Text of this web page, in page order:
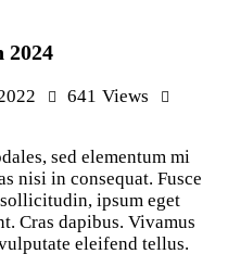
2024
641 Views
sed elementum mi
nisi in consequat. Fusce
sollicitudin, ipsum eget
Cras dapibus. Vivamus
eleifend tellus.